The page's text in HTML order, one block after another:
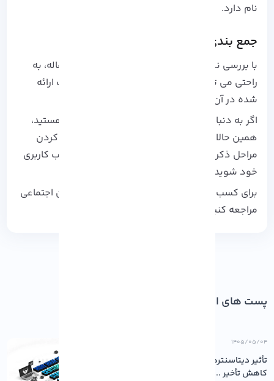
نام دارد.
جمع‌ بندی و نتیجه‌ گیری
با بررسی نکات کلیدی و مراحل تصویری در این مقاله، به
راحتی می توانید وارد این سامانه شده و از خدمات ارائه
شده در آن بهره مند شوید.
اگر به دنبال دسترسی به خدمات تامین اجتماعی هستید،
همین حالا به این سامانه مراجعه کرده و با دنبال کردن
مراحل ذکر شده در مطالب بالا، به راحتی وارد حساب کاربری
خود شوید.
برای کسب اطلاعات بیشتر، به وبسایت رسمی تامین اجتماعی
مراجعه کنید.
پست های اخیر
۱۴۰۵/۰۵/۰۴
تأثیر دیتاسنترهای باکیفیت بر پایداری و
کاهش تأخیر ...